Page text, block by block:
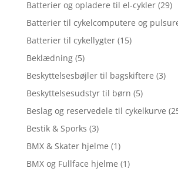
Batterier og opladere til el-cykler (29)
Batterier til cykelcomputere og
Batterier til cykellygter (15)
Beklædning (5)
Beskyttelsesbøjler til bagskiftere (3)
Beskyttelsesudstyr til børn (5)
Beslag og reservedele til cykelkurve
Bestik & Sporks (3)
BMX & Skater hjelme (1)
BMX og Fullface hjelme (1)